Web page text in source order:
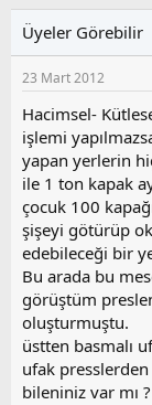
Üyeler Görebilir
23 Mart 2012
Hacimsel-
işlemi
yapan yerlerin
ile 1 ton kapak
çocuk 100
şişeyi götürüp
edebileceği bir
Bu arada bu
görüştüm
oluşturmuştu.
üstten basmalı
ufak
bileniniz var mı ?